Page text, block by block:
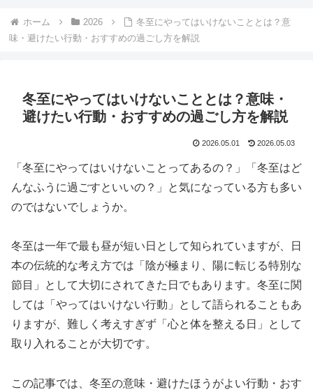
ホーム 2026
冬至にやってはいけないこととは？意
味・避けたい行動・おすすめの過ごし方を解説
冬至にやってはいけないこととは？意味・
避けたい行動・おすすめの過ごし方を解説
2026.05.01 2026.05.03
「冬至にやってはいけないことってあるの？」「冬至はど
んなふうに過ごすといいの？」と気になっている方も多い
のではないでしょうか。
冬至は一年で最も昼が短い日として知られていますが、日
本の伝統的な考え方では「陰が極まり、陽に転じる特別な
節目」として大切にされてきた日でもあります。冬至に関
しては「やってはいけない行動」として語られることもあ
りますが、難しく考えすぎず「心と体を整える日」として
取り入れることが大切です。
この記事では、冬至の意味・避けたほうがよい行動・おす